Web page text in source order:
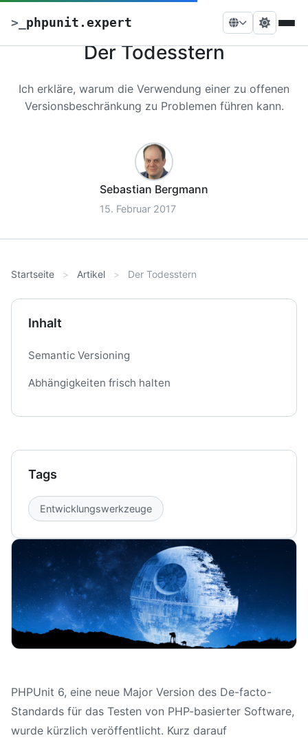
> phpunit.expert
Der Todesstern
Ich erkläre, warum die Verwendung einer zu offenen
Versionsbeschränkung zu Problemen führen kann.
Sebastian Bergmann
15. Februar 2017
Startseite Artikel Der Todesstern
PHPUnit 6, eine neue Major Version des De-facto-
Standards für das Testen von PHP-basierter Software,
wurde kürzlich veröffentlicht. Kurz darauf
Inhalt
Semantic Versioning
Abhängigkeiten frisch halten
Tags
Entwicklungswerkzeuge